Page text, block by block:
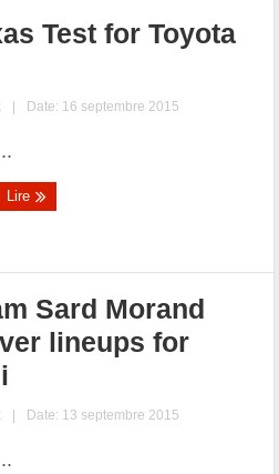
Test for Toyota
| Date: 16 septembre 2015
Lire
Sard Morand
lineups for
| Date: 13 septembre 2015